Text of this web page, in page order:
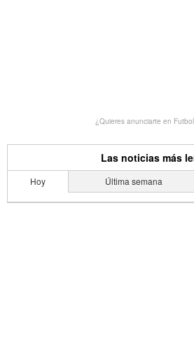
¿Quieres anunciarte en
Las noticias más
Hoy Última semana